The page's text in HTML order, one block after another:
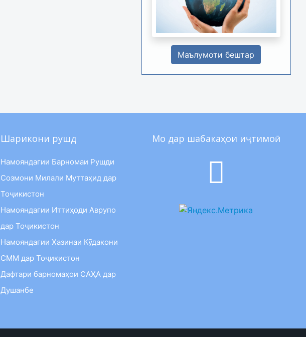
Маълумоти бештар
Шарикони рушд
Намояндагии Барномаи Рушди
Созмони Милали Муттаҳид дар
Тоҷикистон
Намояндагии Иттиҳоди Аврупо
дар Тоҷикистон
Намояндагии Хазинаи Кӯдакони
СММ дар Тоҷикистон
Дафтари барномаҳои САҲА дар
Душанбе
Мо дар шабакаҳои иҷтимоӣ